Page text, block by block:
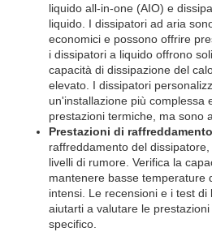
liquido all-in-one (AIO) e
liquido. I dissipatori ad aria
economici e possono offrire
i dissipatori a liquido offrono
capacità di dissipazione del
elevato. I dissipatori
un'installazione più complessa
prestazioni termiche, ma sono
Prestazioni di raffreddamento
raffreddamento del
livelli di rumore. Verifica la
mantenere basse temperature
intensi. Le recensioni e i test
aiutarti a valutare le
specifico.